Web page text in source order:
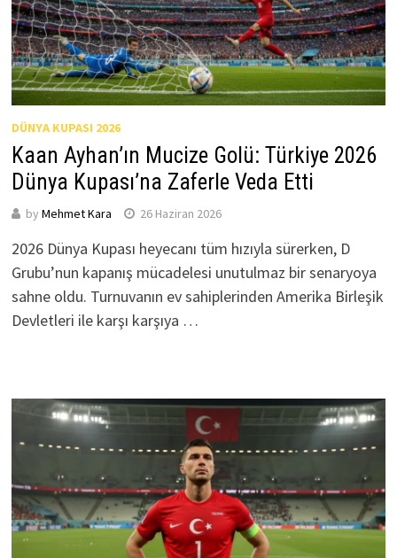
DÜNYA KUPASI 2026
Kaan Ayhan’ın Mucize Golü: Türkiye 2026
Dünya Kupası’na Zaferle Veda Etti
by Mehmet Kara 26 Haziran 2026
2026 Dünya Kupası heyecanı tüm hızıyla sürerken, D
Grubu’nun kapanış mücadelesi unutulmaz bir senaryoya
sahne oldu. Turnuvanın ev sahiplerinden Amerika Birleşik
Devletleri ile karşı karşıya …